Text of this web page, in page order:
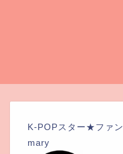
K-POPスター★ファン
mary